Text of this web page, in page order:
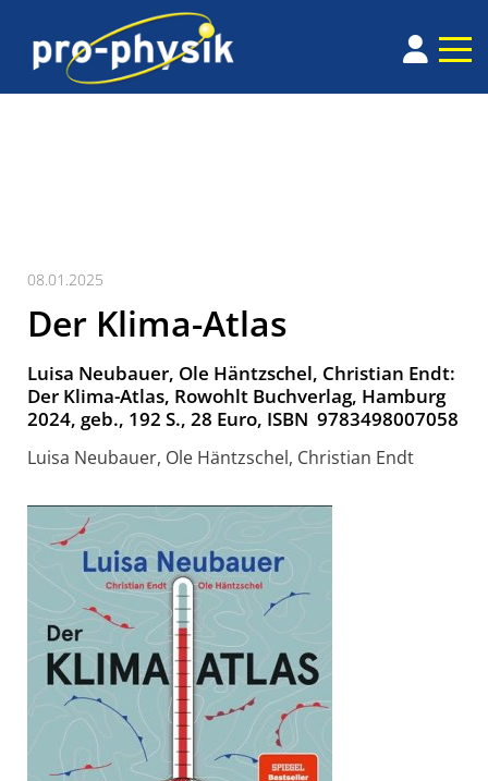
08.01.2025
Der Klima-Atlas
Luisa Neubauer, Ole ­Häntz­schel, Christian Endt:
Der Klima-Atlas, Rowohlt Buchverlag, Hamburg
2024, geb., 192 S., 28 Euro, ISBN 9783498007058
Luisa Neubauer, Ole ­Häntz­schel, Christian Endt